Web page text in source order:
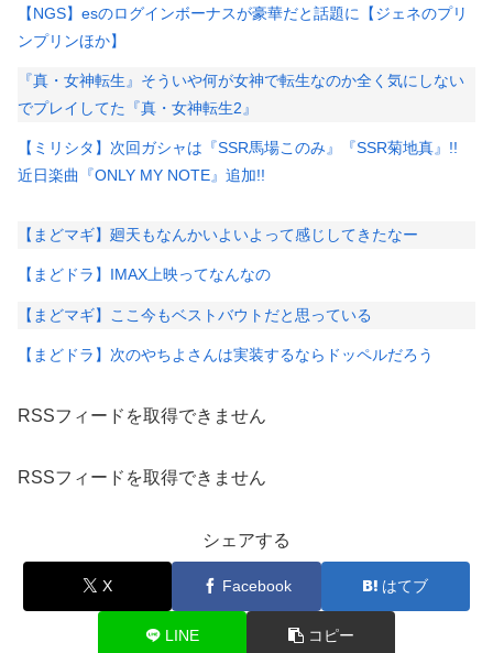
【NGS】esのログインボーナスが豪華だと話題に【ジェネのプリ
ンプリンほか】
『真・女神転生』そういや何が女神で転生なのか全く気にしない
でプレイしてた『真・女神転生2』
【ミリシタ】次回ガシャは『SSR馬場このみ』『SSR菊地真』!!
近日楽曲『ONLY MY NOTE』追加!!
【まどマギ】廻天もなんかいよいよって感じしてきたなー
【まどドラ】IMAX上映ってなんなの
【まどマギ】ここ今もベストバウトだと思っている
【まどドラ】次のやちよさんは実装するならドッペルだろう
RSSフィードを取得できません
RSSフィードを取得できません
シェアする
X Facebook はてブ
LINE コピー